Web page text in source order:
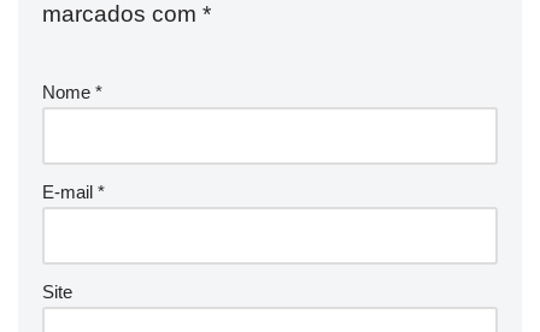
marcados com *
Nome *
E-mail *
Site